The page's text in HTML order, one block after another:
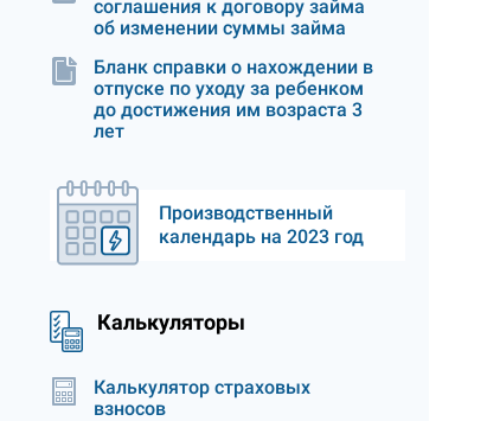
соглашения к договору займа
об изменении суммы займа
Бланк справки о нахождении в
отпуске по уходу за ребенком
до достижения им возраста 3
лет
Производственный
календарь на 2023 год
Калькуляторы
Калькулятор страховых
взносов